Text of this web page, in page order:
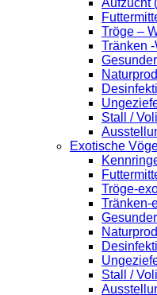
Aufzucht
Tröge –
Tränken
Stall /
Exotische
Tröge-
Tränken-
Stall /